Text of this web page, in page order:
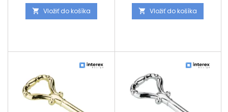
 Vložiť do košíka  Vložiť do košíka